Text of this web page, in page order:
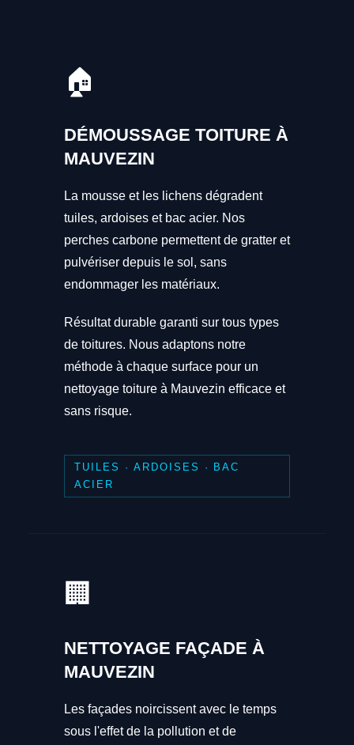
🏠
DÉMOUSSAGE TOITURE À
MAUVEZIN
La mousse et les lichens dégradent
tuiles, ardoises et bac acier. Nos
perches carbone permettent de gratter et
pulvériser depuis le sol, sans
endommager les matériaux.
Résultat durable garanti sur tous types
de toitures. Nous adaptons notre
méthode à chaque surface pour un
nettoyage toiture à Mauvezin efficace et
sans risque.
TUILES · ARDOISES · BAC
ACIER
🏢
NETTOYAGE FAÇADE À
MAUVEZIN
Les façades noircissent avec le temps
sous l'effet de la pollution et de